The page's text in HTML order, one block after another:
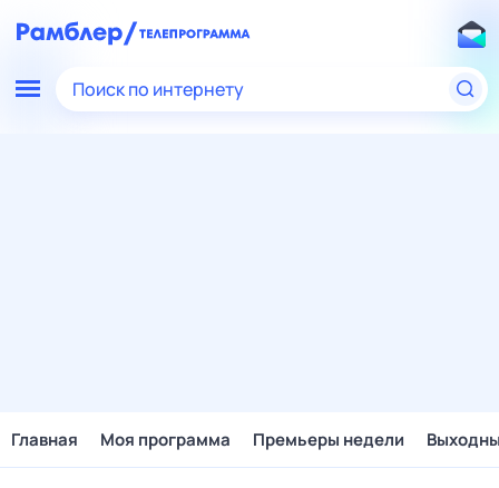
Поиск по интернету
Главная Моя программа Премьеры недели